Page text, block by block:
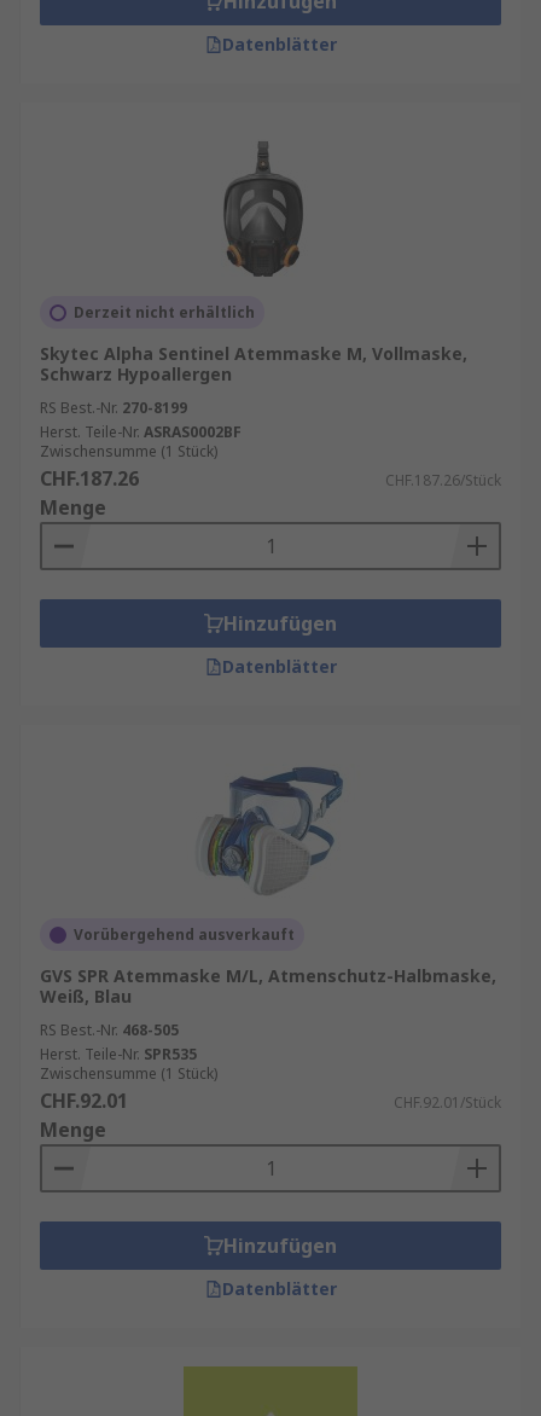
Datenblätter
Derzeit nicht erhältlich
Skytec Alpha Sentinel Atemmaske M, Vollmaske,
Schwarz Hypoallergen
RS Best.-Nr. 270-8199
Herst. Teile-Nr. ASRAS0002BF
Zwischensumme (1 Stück)
CHF.187.26 CHF.187.26/Stück
Menge
Hinzufügen
Datenblätter
Vorübergehend ausverkauft
GVS SPR Atemmaske M/L, Atmenschutz-Halbmaske,
Weiß, Blau
RS Best.-Nr. 468-505
Herst. Teile-Nr. SPR535
Zwischensumme (1 Stück)
CHF.92.01 CHF.92.01/Stück
Menge
Hinzufügen
Datenblätter